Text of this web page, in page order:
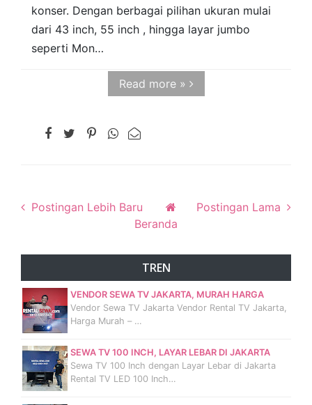
konser. Dengan berbagai pilihan ukuran mulai
dari 43 inch, 55 inch , hingga layar jumbo
seperti Mon…
Read more »
Postingan Lebih Baru
Postingan Lama
Beranda
TREN
VENDOR SEWA TV JAKARTA, MURAH HARGA
Vendor Sewa TV Jakarta Vendor Rental TV Jakarta,
Harga Murah – …
SEWA TV 100 INCH, LAYAR LEBAR DI JAKARTA
Sewa TV 100 Inch dengan Layar Lebar di Jakarta
Rental TV LED 100 Inch…